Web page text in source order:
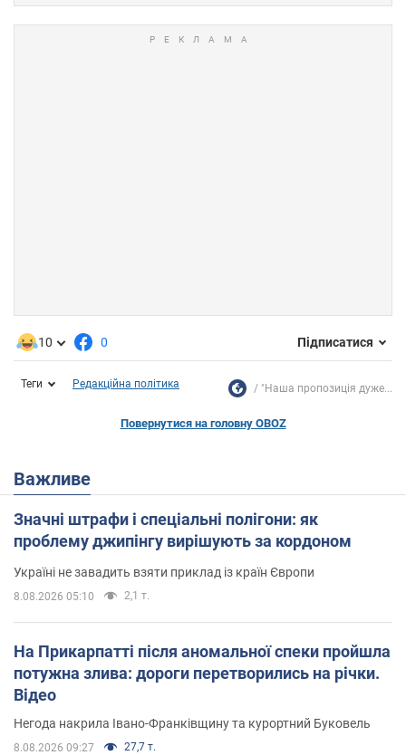
10 0 Підписатися
Теги Редакційна політика "Наша пропозиція дуже...
Повернутися на головну OBOZ
Важливе
Значні штрафи і спеціальні полігони: як
проблему джипінгу вирішують за кордоном
Україні не завадить взяти приклад із країн Європи
8.08.2026 05:10 2,1 т.
На Прикарпатті після аномальної спеки пройшла
потужна злива: дороги перетворились на річки.
Відео
Негода накрила Івано-Франківщину та курортний Буковель
8.08.2026 09:27 27,7 т.